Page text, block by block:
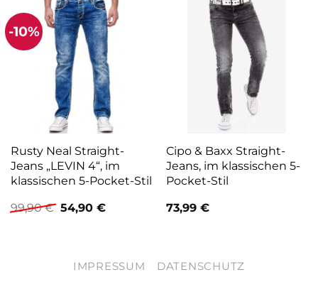
-10%
Rusty Neal Straight-
Jeans „LEVIN 4“, im
klassischen 5-Pocket-Stil
99,90€ Ursprünglicher
Preis
54,90 €Aktueller
Cipo & Baxx Straight-
Jeans, im klassischen 5-
Pocket-Stil
73,99 €
IMPRESSUM DATENSCHUTZ